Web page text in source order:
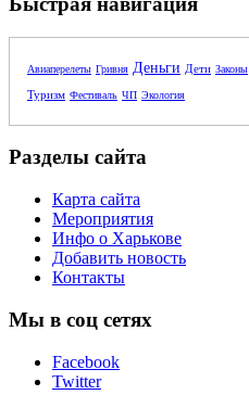
Авиаперелеты Гривня Деньги Дети Законы
Туризм Фестиваль ЧП Экология
Разделы сайта
Карта сайта
Мероприятия
Инфо о Харькове
Добавить новость
Контакты
Мы в соц сетях
Facebook
Twitter